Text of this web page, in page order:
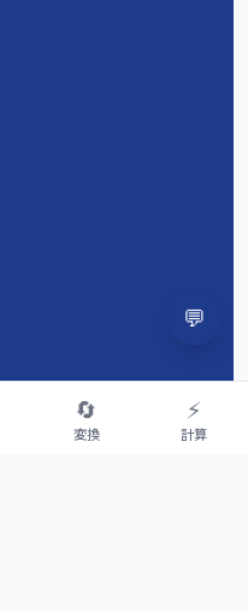
🔄
変換
⚡
計算
💬